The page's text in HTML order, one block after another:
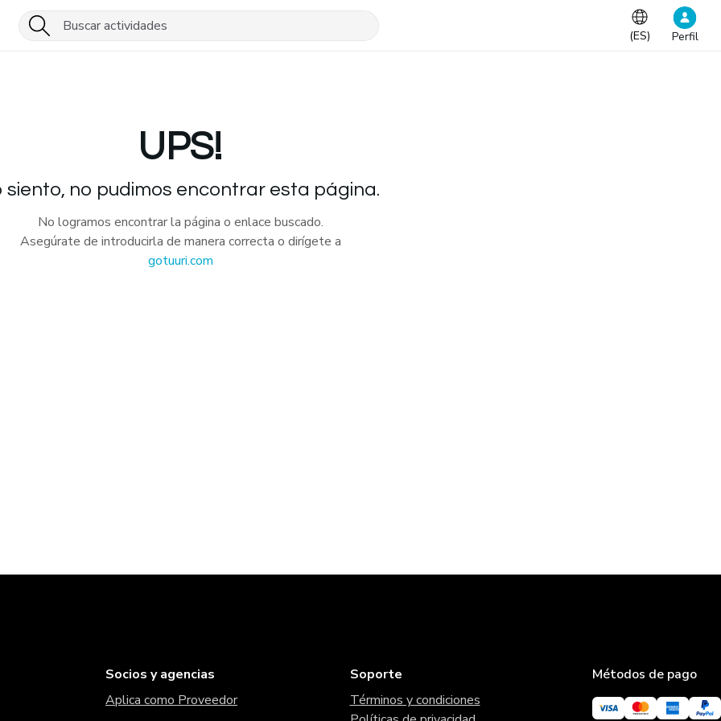
(ES) Perfil
UPS!
siento, no pudimos encontrar esta página.
No logramos encontrar la página o enlace buscado.
Asegúrate de introducirla de manera correcta o dirígete a
gotuuri.com
Socios y agencias
Aplica como Proveedor
Soporte
Términos y condiciones
Métodos de pago